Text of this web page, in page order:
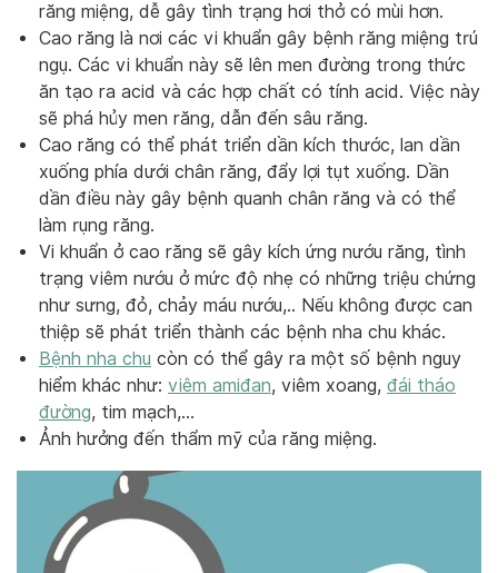
răng miệng, dễ gây tình trạng hơi thở có mùi hơn.
Cao răng là nơi các vi khuẩn gây bệnh răng miệng trú
ngụ. Các vi khuẩn này sẽ lên men đường trong thức
ăn tạo ra acid và các hợp chất có tính acid. Việc này
sẽ phá hủy men răng, dẫn đến sâu răng.
Cao răng có thể phát triển dần kích thước, lan dần
xuống phía dưới chân răng, đẩy lợi tụt xuống. Dần
dần điều này gây bệnh quanh chân răng và có thể
làm rụng răng.
Vi khuẩn ở cao răng sẽ gây kích ứng nướu răng, tình
trạng viêm nướu ở mức độ nhẹ có những triệu chứng
như sưng, đỏ, chảy máu nướu,.. Nếu không được can
thiệp sẽ phát triển thành các bệnh nha chu khác.
Bệnh nha chu còn có thể gây ra một số bệnh nguy
hiểm khác như: viêm amiđan, viêm xoang, đái tháo
đường, tim mạch,…
Ảnh hưởng đến thẩm mỹ của răng miệng.